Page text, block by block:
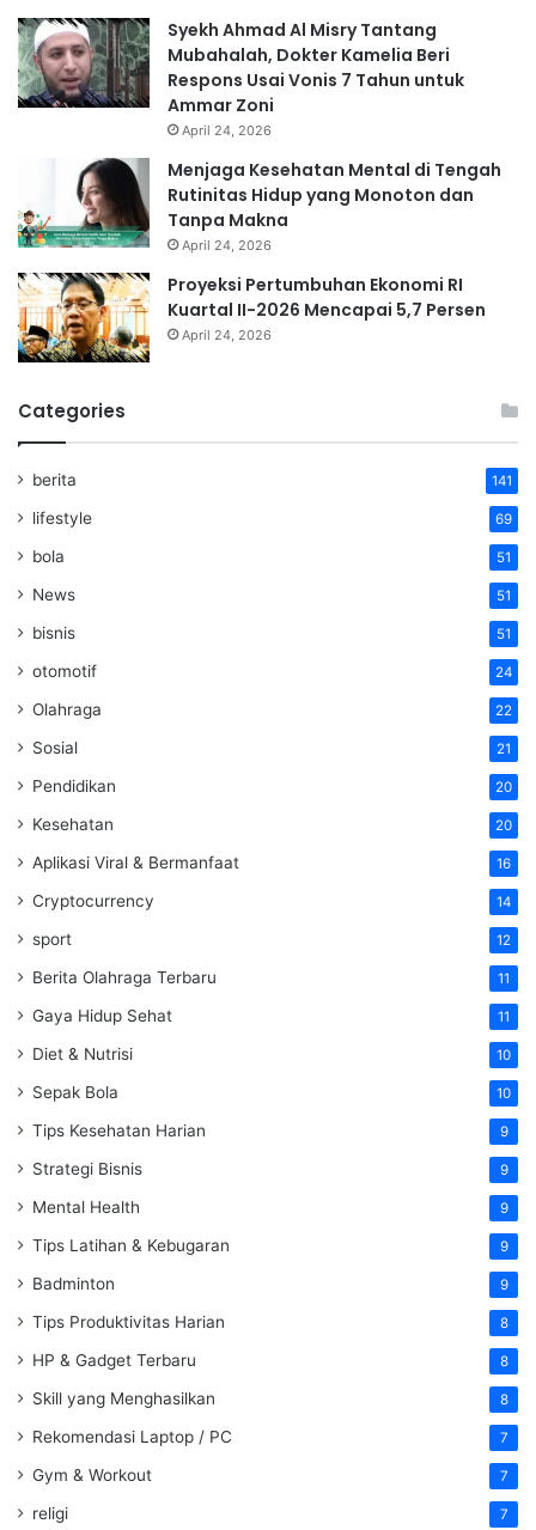
Syekh Ahmad Al Misry Tantang
Mubahalah, Dokter Kamelia Beri
Respons Usai Vonis 7 Tahun untuk
Ammar Zoni
April 24, 2026
Menjaga Kesehatan Mental di Tengah
Rutinitas Hidup yang Monoton dan
Tanpa Makna
April 24, 2026
Proyeksi Pertumbuhan Ekonomi RI
Kuartal II-2026 Mencapai 5,7 Persen
April 24, 2026
Categories
berita 141
lifestyle 69
bola 51
News 51
bisnis 51
otomotif 24
Olahraga 22
Sosial 21
Pendidikan 20
Kesehatan 20
Aplikasi Viral & Bermanfaat 16
Cryptocurrency 14
sport 12
Berita Olahraga Terbaru 11
Gaya Hidup Sehat 11
Diet & Nutrisi 10
Sepak Bola 10
Tips Kesehatan Harian 9
Strategi Bisnis 9
Mental Health 9
Tips Latihan & Kebugaran 9
Badminton 9
Tips Produktivitas Harian 8
HP & Gadget Terbaru 8
Skill yang Menghasilkan 8
Rekomendasi Laptop / PC 7
Gym & Workout 7
religi 7